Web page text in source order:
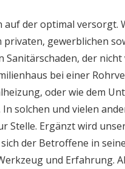
der optimal versorgt.
gewerblichen
der
bei einer
oder wie dem
solchen und vielen
Stelle. Ergänzt wird
der Betroffene in
und Erfahrung.